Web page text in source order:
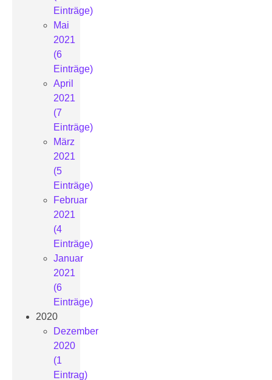
Einträge)
Mai
2021
(6
Einträge)
April
2021
(7
Einträge)
März
2021
(5
Einträge)
Februar
2021
(4
Einträge)
Januar
2021
(6
Einträge)
2020
Dezember
2020
(1
Eintrag)